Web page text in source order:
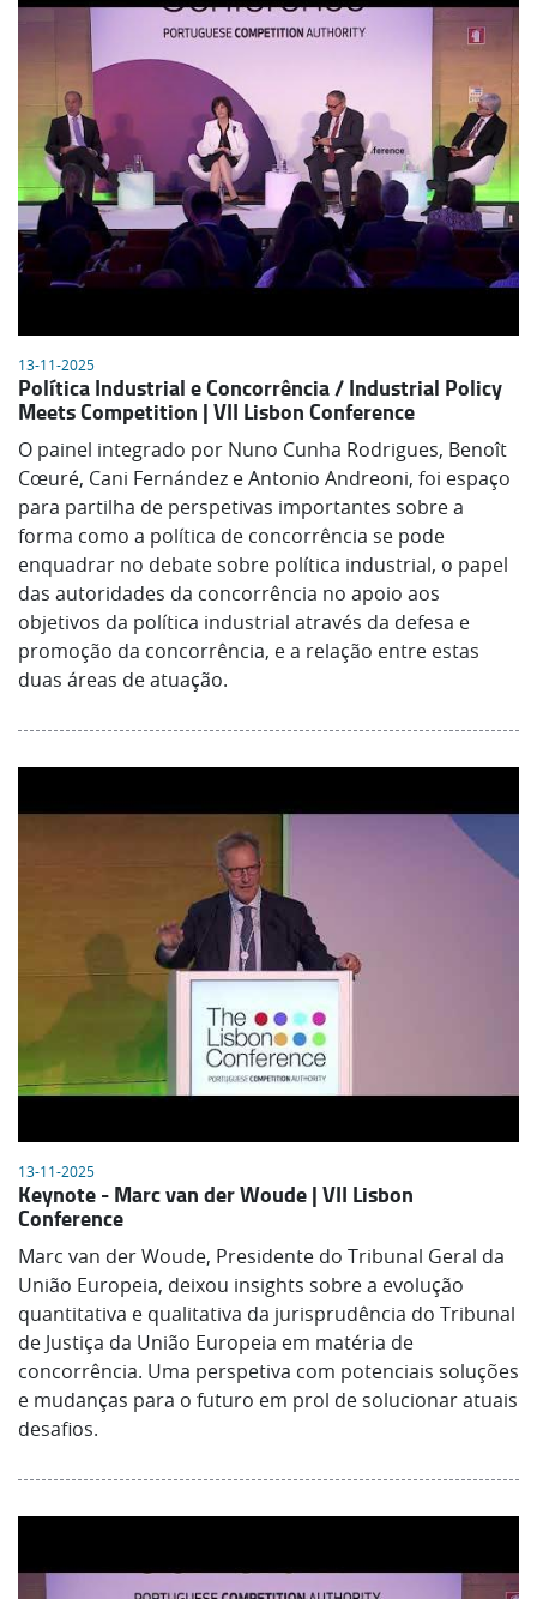
13-11-2025
Política Industrial e Concorrência / Industrial Policy
Meets Competition | VII Lisbon Conference
O painel integrado por Nuno Cunha Rodrigues, Benoît
Cœuré, Cani Fernández e Antonio Andreoni, foi espaço
para partilha de perspetivas importantes sobre a
forma como a política de concorrência se pode
enquadrar no debate sobre política industrial, o papel
das autoridades da concorrência no apoio aos
objetivos da política industrial através da defesa e
promoção da concorrência, e a relação entre estas
duas áreas de atuação.
13-11-2025
Keynote - Marc van der Woude | VII Lisbon
Conference
Marc van der Woude, Presidente do Tribunal Geral da
União Europeia, deixou insights sobre a evolução
quantitativa e qualitativa da jurisprudência do Tribunal
de Justiça da União Europeia em matéria de
concorrência. Uma perspetiva com potenciais soluções
e mudanças para o futuro em prol de solucionar atuais
desafios.